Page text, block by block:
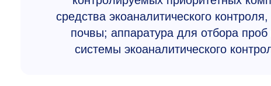
средства экоаналитического
почвы; аппаратура для отбора
системы экоаналитического